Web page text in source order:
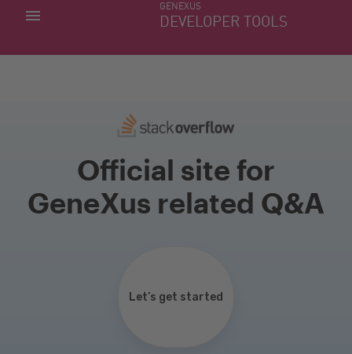
GENEXUS
DEVELOPER TOOLS
MIS APLICACIONES
Official site for
GeneXus related Q&A
Let’s get started